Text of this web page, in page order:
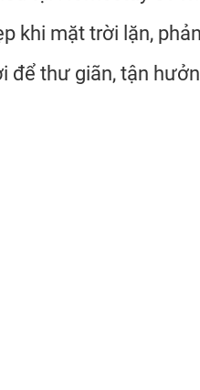
khi mặt trời lặn,
để thư giãn, tận